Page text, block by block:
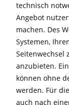
technisch
Angebot
machen. Des
Systemen,
Seitenwechsel
anzubieten.
können ohne
werden. Für
auch nach